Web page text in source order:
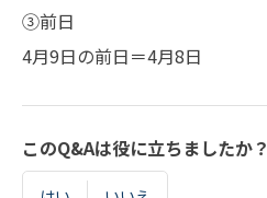
③前日
4月9日の前日＝4月8日
このQ&Aは役に立ちましたか？